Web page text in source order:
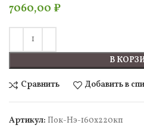
7060,00 ₽
В
Сравнить Добавить в
Артикул: Пок-Нэ-160х220кп